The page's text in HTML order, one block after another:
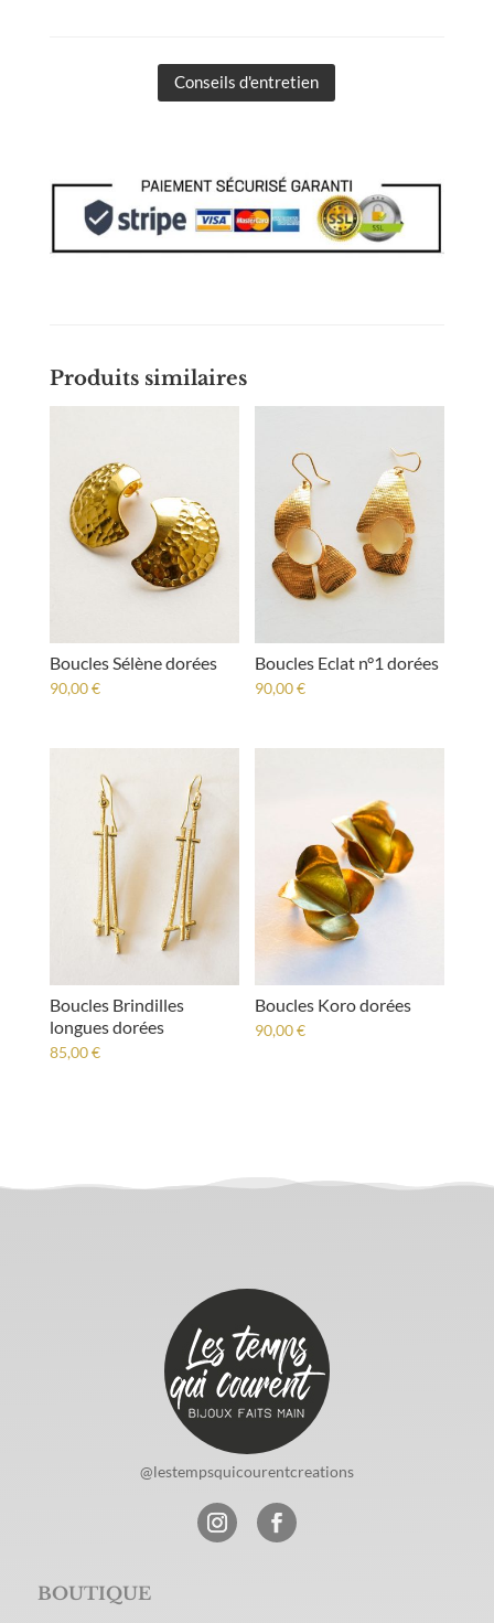
Conseils d'entretien
Produits similaires
Boucles Sélène dorées
90,00€
Boucles Eclat n°1 dorées
90,00€
Boucles Brindilles
longues dorées
85,00€
Boucles Koro dorées
90,00€
@lestempsquicourentcreations
BOUTIQUE